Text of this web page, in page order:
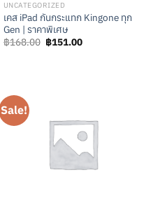
UNCATEGORIZED
เคส iPad กันกระแทก Kingone ทุก
Gen | ราคาพิเศษ
฿168.00 Original
price
฿151.00Current
Sale!